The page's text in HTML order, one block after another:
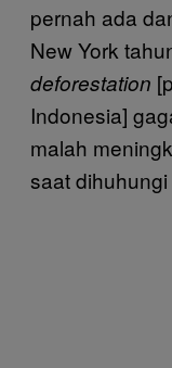
pernah ada
New York
deforestation
Indonesia]
malah
saat